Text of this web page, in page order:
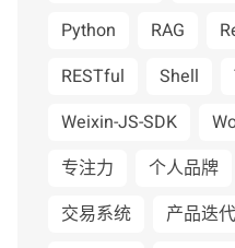
Python
RAG
RESTful
Shell
Weixin-JS-SDK
专注力
个人品牌
交易系统
产品迭代